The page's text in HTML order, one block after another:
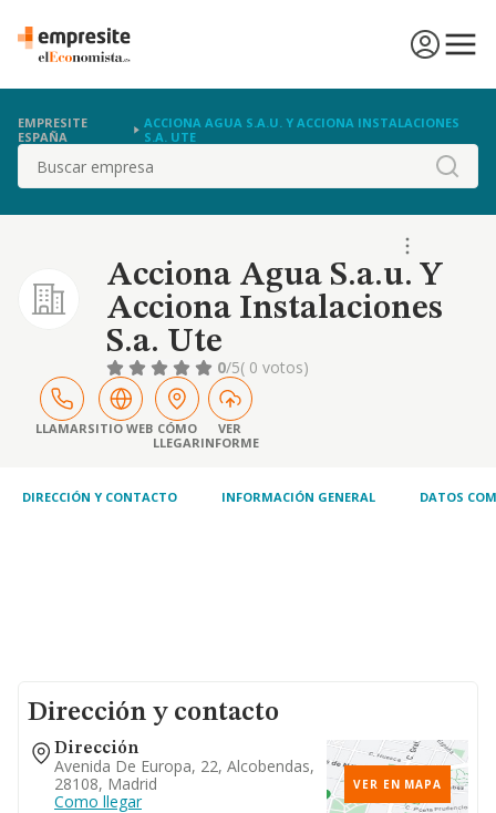
EMPRESITE
ESPAÑA
ACCIONA AGUA S.A.U. Y ACCIONA INSTALACIONES
S.A. UTE
Buscar
Acciona Agua S.a.u. Y
Acciona Instalaciones
S.a. Ute
0/5( 0 votos)
LLAMARSITIO WEB CÓMO
LLEGAR
VER
INFORME
DIRECCIÓN Y CONTACTO INFORMACIÓN GENERAL DATOS
Dirección y contacto
Dirección
Avenida De Europa, 22, Alcobendas,
28108, Madrid
Como llegar
VER EN MAPA